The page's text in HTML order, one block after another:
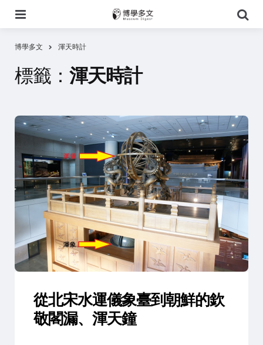
尋
博學多文 渾天時計
標籤： 渾天時計
從北宋水運儀象臺到朝鮮的欽
敬閣漏、渾天鐘